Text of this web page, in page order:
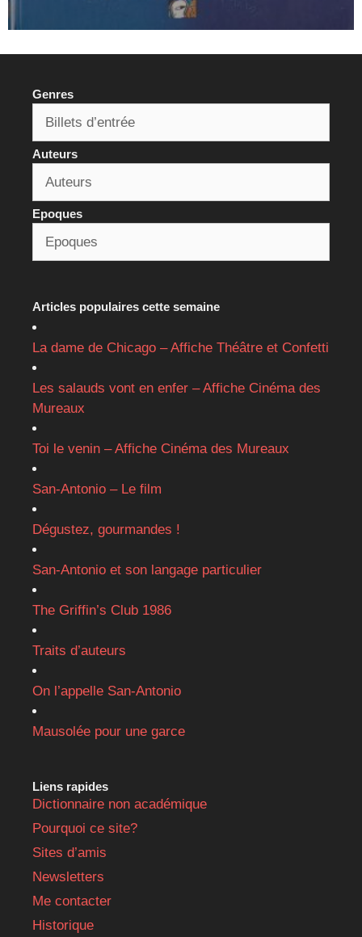
Genres
Auteurs
Epoques
Articles populaires cette semaine
La dame de Chicago – Affiche Théâtre et Confetti
Les salauds vont en enfer – Affiche Cinéma des
Mureaux
Toi le venin – Affiche Cinéma des Mureaux
San-Antonio – Le film
Dégustez, gourmandes !
San-Antonio et son langage particulier
The Griffin’s Club 1986
Traits d’auteurs
On l’appelle San-Antonio
Mausolée pour une garce
Liens rapides
Dictionnaire non académique
Pourquoi ce site?
Sites d’amis
Newsletters
Me contacter
Historique